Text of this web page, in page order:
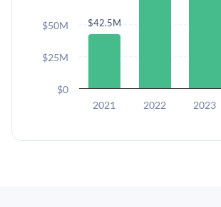
$42.5M
2021 2022 2023
$0
$25M
$50M